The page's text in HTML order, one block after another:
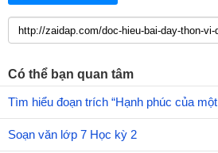
Có thể bạn quan tâm
Tìm hiểu đoạn trích “Hạnh phúc của một
Soạn văn lớp 7 Học kỳ 2